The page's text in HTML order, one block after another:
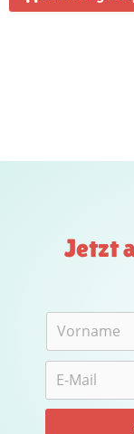
Jetzt